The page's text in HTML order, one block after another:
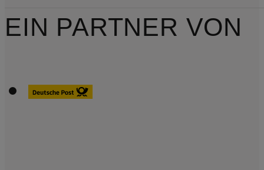
EIN PARTNER VON